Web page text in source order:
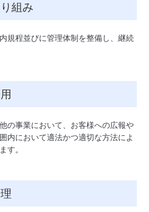
組み
規程並びに管理体制を整備し、継続
の事業において、お客様への広報や
内において適法かつ適切な方法によ
す。